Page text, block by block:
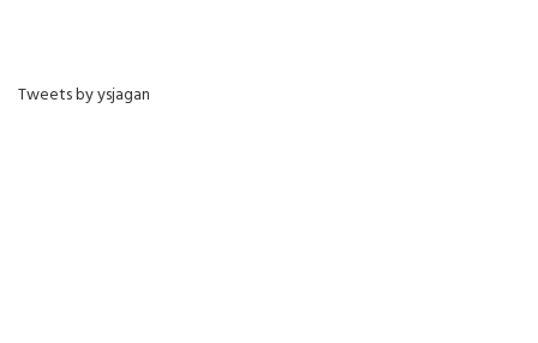
Tweets by ysjagan